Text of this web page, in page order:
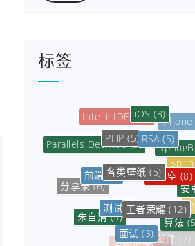
标签
iOS(8)
iPhone
Parallels Desktop (5)
PHP(5)RSA(5)
分享录(6)
各类壁纸(5)孙悟空(8)
安
微信小
数据库(6)
朱自清(4)
测试 王者荣耀(12)
算法
邮件(7)
问题记录(4)
面试(3)